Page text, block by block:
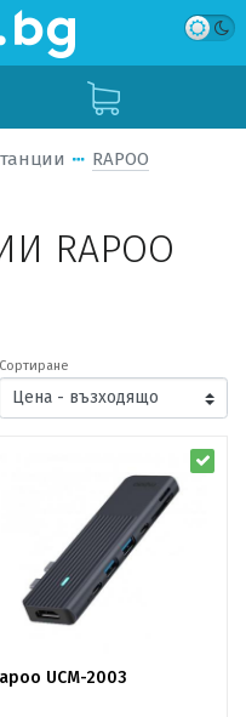
RAPOO
RAPOO
Сортиране
UCM-2003